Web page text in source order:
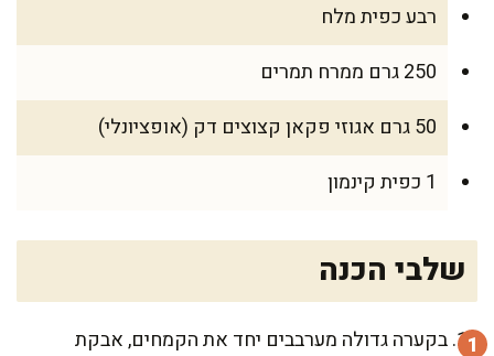
רבע כפית מלח
250 גרם ממרח תמרים
50 גרם אגוזי פקאן קצוצים דק (אופציונלי)
1 כפית קינמון
שלבי הכנה
בקערה גדולה מערבבים יחד את הקמחים, אבקת